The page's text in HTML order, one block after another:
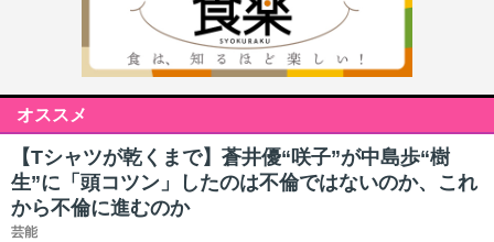
オススメ
【Tシャツが乾くまで】蒼井優“咲子”が中島歩“樹
生”に「頭コツン」したのは不倫ではないのか、これ
から不倫に進むのか
芸能